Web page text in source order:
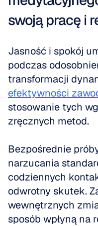
swoją pracę i
Jasność i spokój
podczas
efektywności
stosowanie tych
zręcznych metod.
Bezpośrednie
narzucania
codziennych
odwrotny skutek.
wewnętrznych
sposób wpłyną na